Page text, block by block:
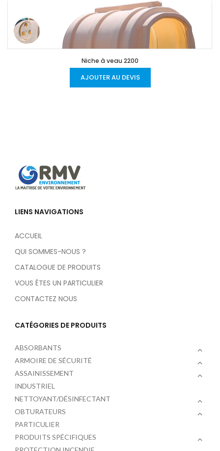
Niche à veau 2200
AJOUTER AU DEVIS
LIENS NAVIGATIONS
ACCUEIL
QUI SOMMES-NOUS ?
CATALOGUE DE PRODUITS
VOUS ÊTES UN PARTICULIER
CONTACTEZ NOUS
CATÉGORIES DE PRODUITS
ABSORBANTS
ARMOIRE DE SÉCURITÉ
ASSAINISSEMENT
INDUSTRIEL
NETTOYANT/DÉSINFECTANT
OBTURATEURS
PARTICULIER
PRODUITS SPÉCIFIQUES